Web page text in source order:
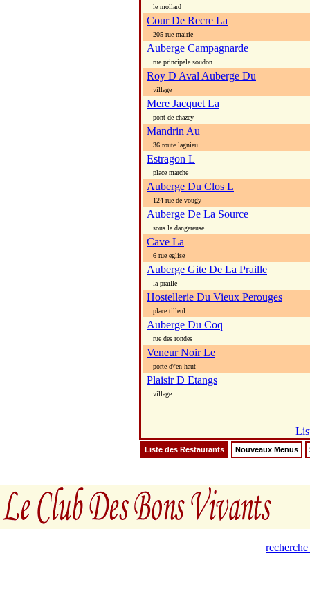
le mollard
Cour De Recre La
205 rue mairie
Auberge Campagnarde
rue principale soudon
Roy D Aval Auberge Du
village
Mere Jacquet La
pont de chazey
Mandrin Au
36 route lagnieu
Estragon L
place marche
Auberge Du Clos L
124 rue de vougy
Auberge De La Source
sous la dangereuse
Cave La
6 rue eglise
Auberge Gite De La Praille
la praille
Hostellerie Du Vieux Perouges
place tilleul
Auberge Du Coq
rue des rondes
Veneur Noir Le
porte d\'en haut
Plaisir D Etangs
village
Liste des Restaurants Nouveaux Menus